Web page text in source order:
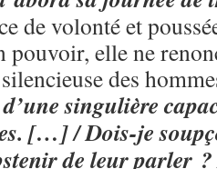
de volonté et
pouvoir, elle ne
des
singulière
[…] / Dois-je
de leur parler